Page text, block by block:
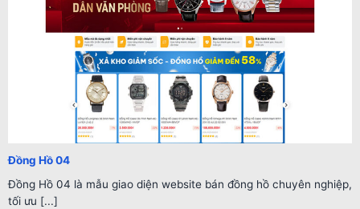
Đồng Hồ 04
Đồng Hồ 04 là mẫu giao diện website bán đồng hồ chuyên nghiệp,
tối ưu [...]